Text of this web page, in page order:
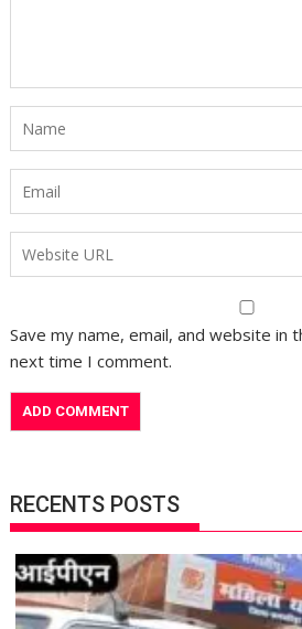
Save my name, email, and website in
next time I comment.
RECENTS POSTS